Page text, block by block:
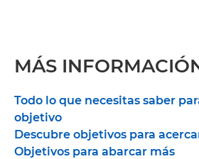
MÁS
Todo lo que necesitas saber
objetivo
Descubre objetivos para
Objetivos para abarcar más